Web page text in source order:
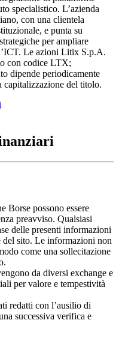
specialistico. L’azienda
con una clientela
e punta su
per ampliare
Le azioni Litix S.p.A.
con codice LTX;
dipende periodicamente
capitalizzazione del titolo.
Borse possono essere
preavviso. Qualsiasi
delle presenti informazioni
del sito. Le informazioni non
come una sollecitazione
da diversi exchange e
per valore e tempestività
redatti con l’ausilio di
successiva verifica e